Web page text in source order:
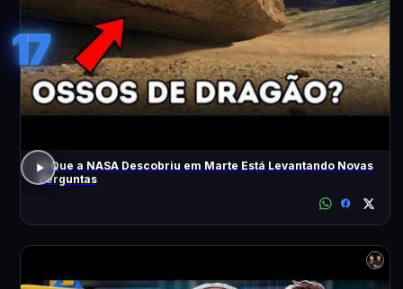
17
O Que a NASA Descobriu em Marte Está Levantando Novas
Perguntas